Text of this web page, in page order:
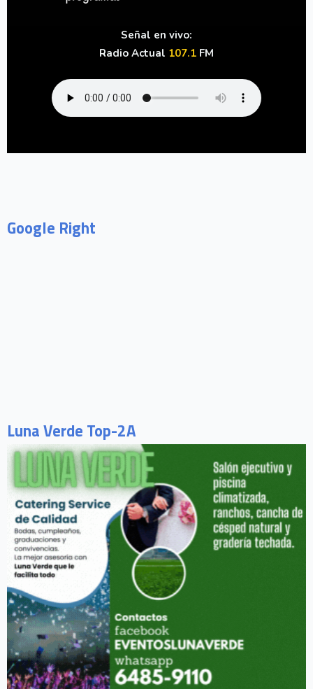
Señal en vivo:
Radio Actual 107.1 FM
Google Right
Luna Verde Top-2A